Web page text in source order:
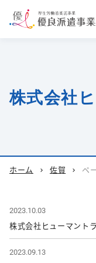
株式会社
ホーム chevron_right 佐賀 chevron_right ペ
2023.10.03
株式会社ヒューマント
2023.09.13